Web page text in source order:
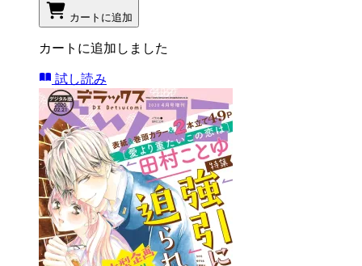
カートに追加
カートに追加しました
試し読み